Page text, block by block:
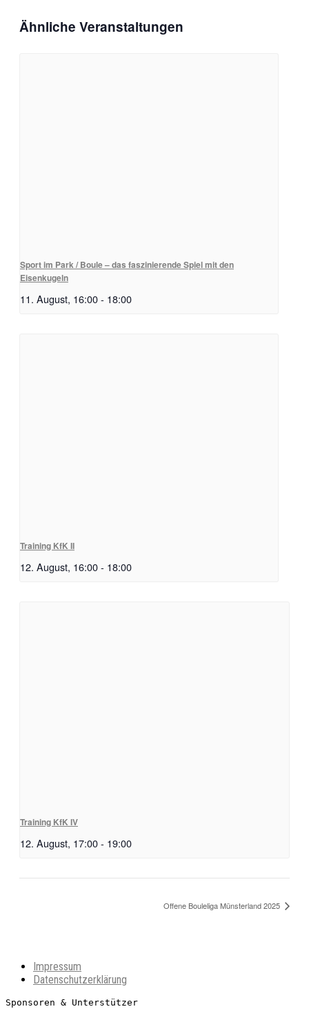
Ähnliche Veranstaltungen
Sport im Park / Boule – das faszinierende Spiel mit den
Eisenkugeln
11. August, 16:00- 18:00
Training KfK II
12. August, 16:00- 18:00
Training KfK IV
12. August, 17:00- 19:00
Offene Bouleliga Münsterland 2025
Impressum
Datenschutzerklärung
Sponsoren & Unterstützer